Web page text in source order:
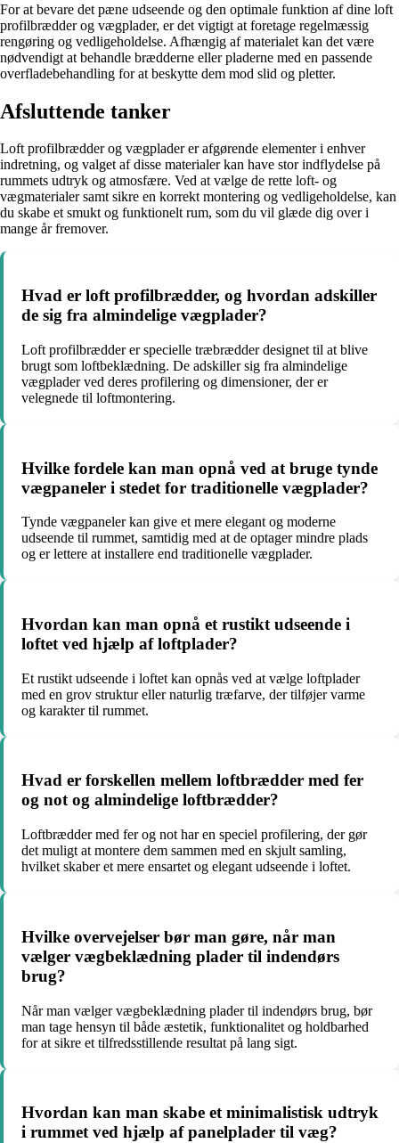
For at bevare det pæne udseende og den optimale funktion af dine loft
profilbrædder og vægplader, er det vigtigt at foretage regelmæssig
rengøring og vedligeholdelse. Afhængig af materialet kan det være
nødvendigt at behandle brædderne eller pladerne med en passende
overfladebehandling for at beskytte dem mod slid og pletter.
Afsluttende tanker
Loft profilbrædder og vægplader er afgørende elementer i enhver
indretning, og valget af disse materialer kan have stor indflydelse på
rummets udtryk og atmosfære. Ved at vælge de rette loft- og
vægmaterialer samt sikre en korrekt montering og vedligeholdelse, kan
du skabe et smukt og funktionelt rum, som du vil glæde dig over i
mange år fremover.
Hvad er loft profilbrædder, og hvordan adskiller
de sig fra almindelige vægplader?
Loft profilbrædder er specielle træbrædder designet til at blive
brugt som loftbeklædning. De adskiller sig fra almindelige
vægplader ved deres profilering og dimensioner, der er
velegnede til loftmontering.
Hvilke fordele kan man opnå ved at bruge tynde
vægpaneler i stedet for traditionelle vægplader?
Tynde vægpaneler kan give et mere elegant og moderne
udseende til rummet, samtidig med at de optager mindre plads
og er lettere at installere end traditionelle vægplader.
Hvordan kan man opnå et rustikt udseende i
loftet ved hjælp af loftplader?
Et rustikt udseende i loftet kan opnås ved at vælge loftplader
med en grov struktur eller naturlig træfarve, der tilføjer varme
og karakter til rummet.
Hvad er forskellen mellem loftbrædder med fer
og not og almindelige loftbrædder?
Loftbrædder med fer og not har en speciel profilering, der gør
det muligt at montere dem sammen med en skjult samling,
hvilket skaber et mere ensartet og elegant udseende i loftet.
Hvilke overvejelser bør man gøre, når man
vælger vægbeklædning plader til indendørs
brug?
Når man vælger vægbeklædning plader til indendørs brug, bør
man tage hensyn til både æstetik, funktionalitet og holdbarhed
for at sikre et tilfredsstillende resultat på lang sigt.
Hvordan kan man skabe et minimalistisk udtryk
i rummet ved hjælp af panelplader til væg?